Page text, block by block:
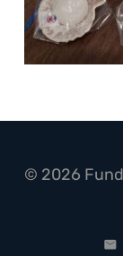
© 2026